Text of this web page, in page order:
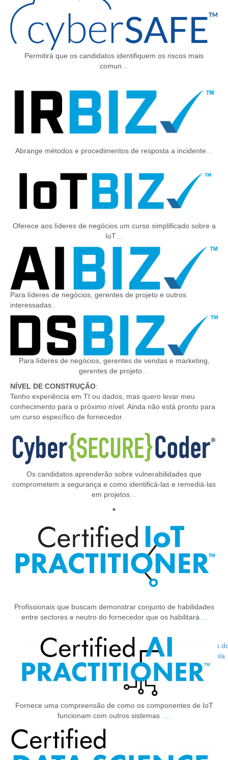
Talatona, Rua
Luanda, Angola
939 772 020 | 998 687 273
Permitirá que os candidatos identifiquem os riscos mais
comun…
Abrange métodos e procedimentos de resposta a incidente…
Oferece aos líderes de negócios um curso simplificado sobre a
IoT…
Para líderes de negócios, gerentes de projeto e outros
interessadas..
Para líderes de negócios, gerentes de vendas e marketing,
gerentes de projeto…
NÍVEL DE CONSTRUÇÃO:
Tenho experiência em TI ou dados, mas quero levar meu
conhecimento para o próximo nível. Ainda não está pronto para
um curso específico de fornecedor.
Os candidatos aprenderão sobre vulnerabilidades que
comprometem a segurança e como identificá-las e remediá-las
em projetos…
Profissionais que buscam demonstrar conjunto de habilidades
entre sectores e neutro do fornecedor que os habilitará
Fornece uma compreensão de como os componentes de IoT
funcionam com outros sistemas ….